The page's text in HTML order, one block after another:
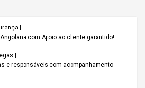
|
Angolana com Apoio ao cliente garantido!
|
e responsáveis com acompanhamento